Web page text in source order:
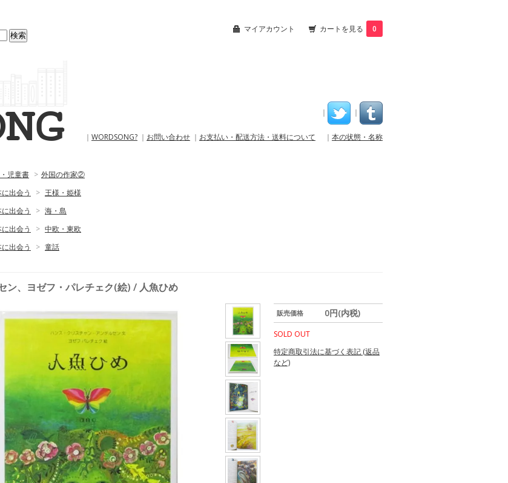
マイアカウント カートを見る 0
｜ ｜
｜ WORDSONG? ｜ お問い合わせ ｜ お支払い・配送方法・送料について ｜ 本の状態・名称
児童書 > 外国の作家②
出会う > 王様・姫様
出会う > 海・島
出会う > 中欧・東欧
出会う > 童話
ン、ヨゼフ・パレチェク(絵) / 人魚ひめ
販売価格 0円(内税)
SOLD OUT
特定商取引法に基づく表記 (返品
など)